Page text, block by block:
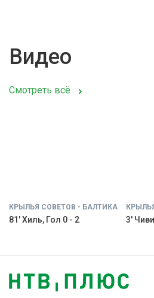
Видео
Смотреть всё
КРЫЛЬЯ СОВЕТОВ - БАЛТИКА
81' Хиль, Гол 0 - 2 3'